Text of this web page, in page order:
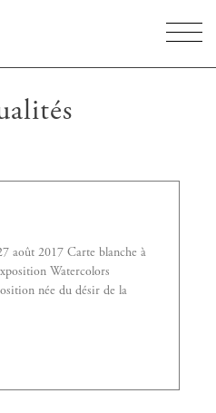
août 2017 Carte blanche à
Watercolors
née du désir de la